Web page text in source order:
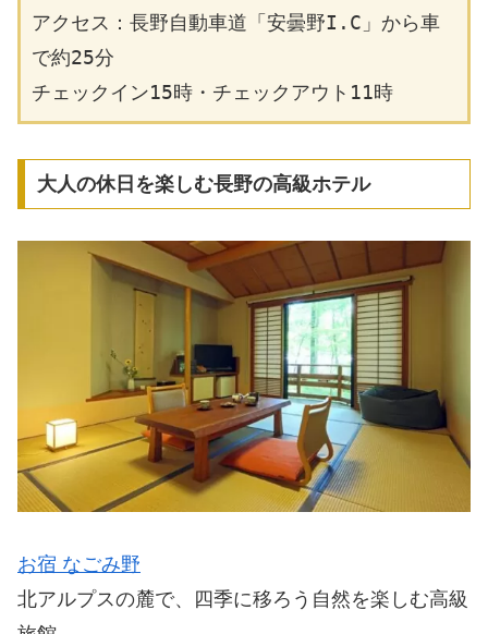
アクセス：長野自動車道「安曇野I.C」から車
で約25分
チェックイン15時・チェックアウト11時
大人の休日を楽しむ長野の高級ホテル
お宿 なごみ野
北アルプスの麓で、四季に移ろう自然を楽しむ高級